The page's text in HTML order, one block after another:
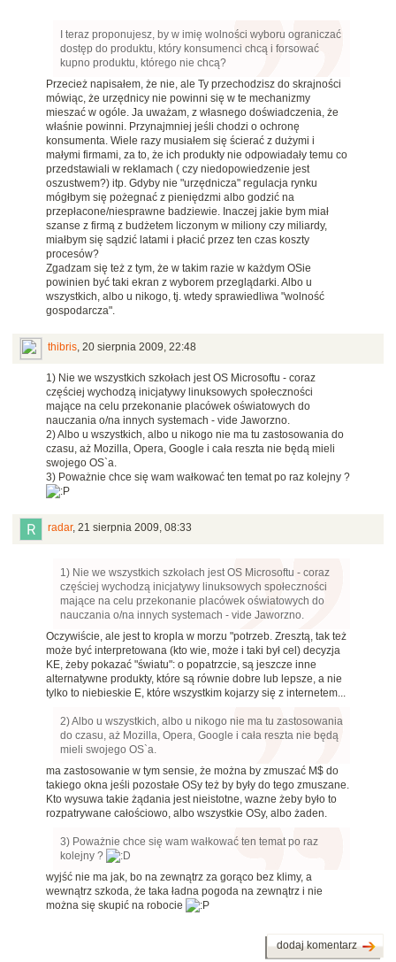
I teraz proponujesz, by w imię wolności wyboru ograniczać
dostęp do produktu, który konsumenci chcą i forsować
kupno produktu, którego nie chcą?
Przecież napisałem, że nie, ale Ty przechodzisz do skrajności
mówiąc, że urzędnicy nie powinni się w te mechanizmy
mieszać w ogóle. Ja uważam, z własnego doświadczenia, że
właśnie powinni. Przynajmniej jeśli chodzi o ochronę
konsumenta. Wiele razy musiałem się ścierać z dużymi i
małymi firmami, za to, że ich produkty nie odpowiadały temu co
przedstawiali w reklamach ( czy niedopowiedzenie jest
oszustwem?) itp. Gdyby nie "urzędnicza" regulacja rynku
mógłbym się pożegnać z pieniędzmi albo godzić na
przepłacone/niesprawne badziewie. Inaczej jakie bym miał
szanse z firmą z budżetem liczonym w miliony czy miliardy,
miałbym się sądzić latami i płacić przez ten czas koszty
procesów?
Zgadzam się też z tym, że w takim razie w każdym OSie
powinien być taki ekran z wyborem przeglądarki. Albo u
wszystkich, albo u nikogo, tj. wtedy sprawiedliwa "wolność
gospodarcza".
thibris, 20 sierpnia 2009, 22:48
1) Nie we wszystkich szkołach jest OS Microsoftu - coraz
częściej wychodzą inicjatywy linuksowych społeczności
mające na celu przekonanie placówek oświatowych do
nauczania o/na innych systemach - vide Jaworzno.
2) Albo u wszystkich, albo u nikogo nie ma tu zastosowania do
czasu, aż Mozilla, Opera, Google i cała reszta nie będą mieli
swojego OS`a.
3) Poważnie chce się wam wałkować ten temat po raz kolejny ?
radar, 21 sierpnia 2009, 08:33
1) Nie we wszystkich szkołach jest OS Microsoftu - coraz
częściej wychodzą inicjatywy linuksowych społeczności
mające na celu przekonanie placówek oświatowych do
nauczania o/na innych systemach - vide Jaworzno.
Oczywiście, ale jest to kropla w morzu "potrzeb. Zresztą, tak też
może być interpretowana (kto wie, może i taki był cel) decyzja
KE, żeby pokazać "światu": o popatrzcie, są jeszcze inne
alternatywne produkty, które są równie dobre lub lepsze, a nie
tylko to niebieskie E, które wszystkim kojarzy się z internetem...
2) Albo u wszystkich, albo u nikogo nie ma tu zastosowania
do czasu, aż Mozilla, Opera, Google i cała reszta nie będą
mieli swojego OS`a.
ma zastosowanie w tym sensie, że można by zmuszać M$ do
takiego okna jeśli pozostałe OSy też by były do tego zmuszane.
Kto wysuwa takie żądania jest nieistotne, wazne żeby było to
rozpatrywane całościowo, albo wszystkie OSy, albo żaden.
3) Poważnie chce się wam wałkować ten temat po raz
kolejny ?
wyjść nie ma jak, bo na zewnątrz za gorąco bez klimy, a
wewnątrz szkoda, że taka ładna pogoda na zewnątrz i nie
można się skupić na robocie
dodaj komentarz